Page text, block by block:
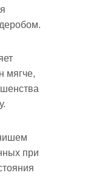
мягче,
при